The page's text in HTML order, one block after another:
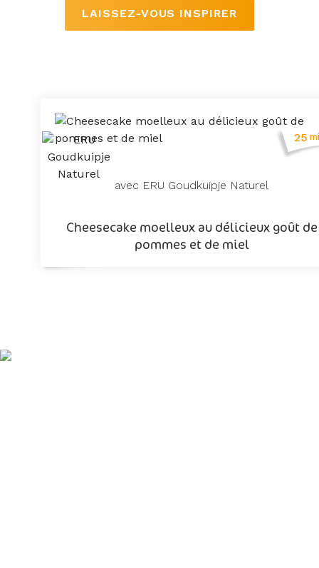
LAISSEZ-VOUS INSPIRER
25
avec ERU Goudkuipje Naturel
Cheesecake moelleux au délicieux goût de
pommes et de miel